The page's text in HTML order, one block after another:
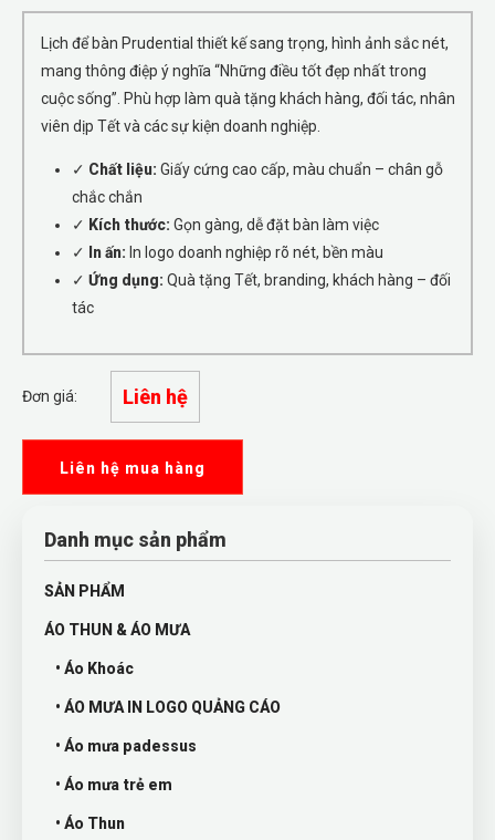
Lịch để bàn Prudential thiết kế sang trọng, hình ảnh sắc nét,
mang thông điệp ý nghĩa “Những điều tốt đẹp nhất trong
cuộc sống”. Phù hợp làm quà tặng khách hàng, đối tác, nhân
viên dịp Tết và các sự kiện doanh nghiệp.
✓ Chất liệu: Giấy cứng cao cấp, màu chuẩn – chân gỗ
chắc chắn
✓ Kích thước: Gọn gàng, dễ đặt bàn làm việc
✓ In ấn: In logo doanh nghiệp rõ nét, bền màu
✓ Ứng dụng: Quà tặng Tết, branding, khách hàng – đối
tác
Đơn giá: Liên hệ
Liên hệ mua hàng
Danh mục sản phẩm
SẢN PHẨM
ÁO THUN & ÁO MƯA
• Áo Khoác
• ÁO MƯA IN LOGO QUẢNG CÁO
• Áo mưa padessus
• Áo mưa trẻ em
• Áo Thun